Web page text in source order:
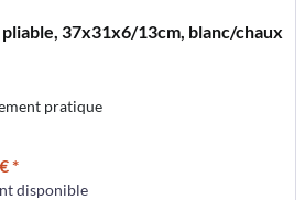
37x31x6/13cm, blanc/chaux
pratique
*
disponible